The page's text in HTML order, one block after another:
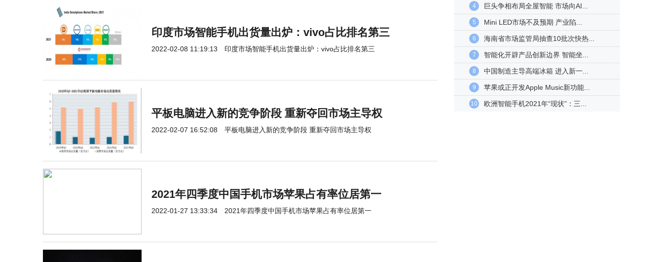
印度市场智能手机出货量出炉：vivo占比排名第三
2022-02-08 11:19:13 印度市场智能手机出货量出炉：vivo占比排名第三
平板电脑进入新的竞争阶段 重新夺回市场主导权
2022-02-07 16:52:08 平板电脑进入新的竞争阶段 重新夺回市场主导权
2021年四季度中国手机市场苹果占有率位居第一
2022-01-27 13:33:34 2021年四季度中国手机市场苹果占有率位居第一
4 巨头争相布局全屋智能 市场向AI...
5 Mini LED市场不及预期 产业陷...
6 海南省市场监管局抽查10批次快热...
7 智能化开辟产品创新边界 智能坐...
8 中国制造主导高端冰箱 进入新一...
9 苹果或正开发Apple Music新功能...
10 欧洲智能手机2021年“现状”：三...